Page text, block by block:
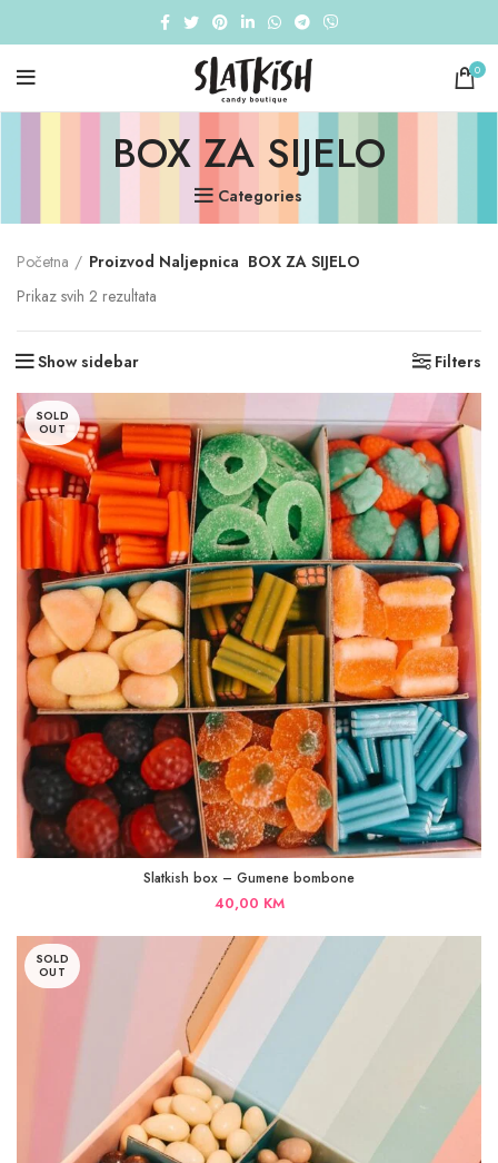
0
BOX ZA SIJELO
Categories
Početna Proizvod Naljepnica BOX ZA SIJELO
Prikaz svih 2 rezultata
to
high
Show sidebar Filters
SOLD
OUT
Slatkish box – Gumene bombone
40,00 KM
SOLD
OUT